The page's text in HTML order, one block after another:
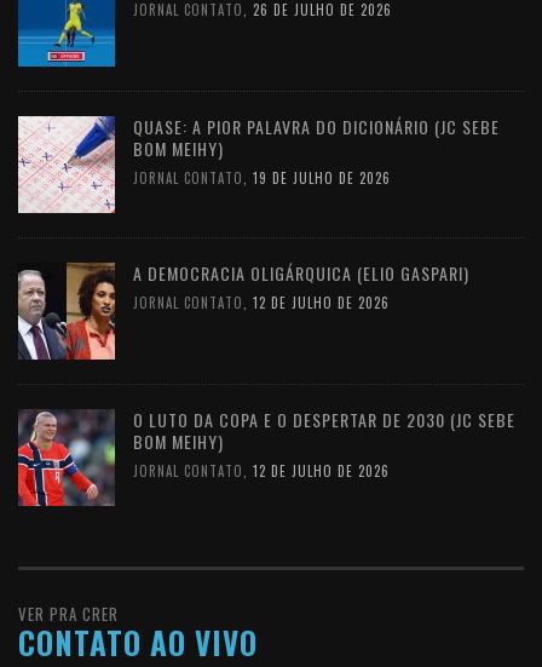
JORNAL CONTATO 26 DE JULHO DE 2026
QUASE: A PIOR PALAVRA DO DICIONÁRIO (JC SEBE
BOM MEIHY)
JORNAL CONTATO 19 DE JULHO DE 2026
A DEMOCRACIA OLIGÁRQUICA (ELIO GASPARI)
JORNAL CONTATO 12 DE JULHO DE 2026
O LUTO DA COPA E O DESPERTAR DE 2030 (JC SEBE
BOM MEIHY)
JORNAL CONTATO 12 DE JULHO DE 2026
VER PRA CRER
CONTATO AO VIVO